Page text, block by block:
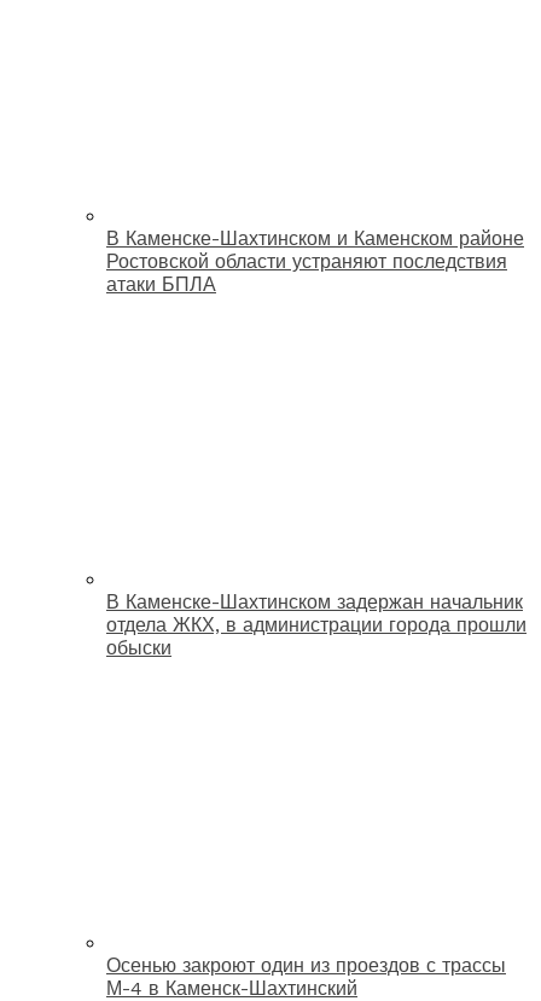
В Каменске-Шахтинском и Каменском районе
Ростовской области устраняют последствия
атаки БПЛА
В Каменске-Шахтинском задержан начальник
отдела ЖКХ, в администрации города прошли
обыски
Осенью закроют один из проездов с трассы
М-4 в Каменск-Шахтинский